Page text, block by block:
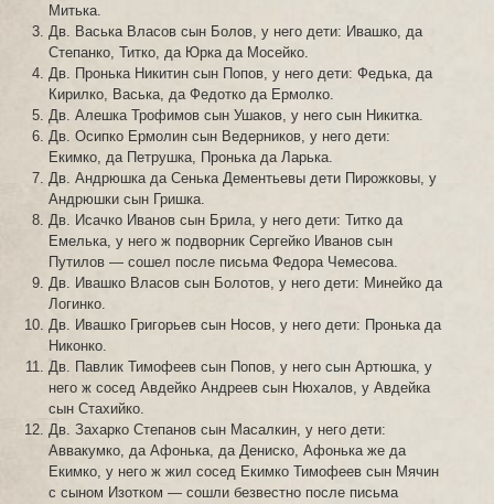
Митька.
Дв. Васька Власов сын Болов, у него дети: Ивашко, да
Степанко, Титко, да Юрка да Мосейко.
Дв. Пронька Никитин сын Попов, у него дети: Федька, да
Кирилко, Васька, да Федотко да Ермолко.
Дв. Алешка Трофимов сын Ушаков, у него сын Никитка.
Дв. Осипко Ермолин сын Ведерников, у него дети:
Екимко, да Петрушка, Пронька да Ларька.
Дв. Андрюшка да Сенька Дементьевы дети Пирожковы, у
Андрюшки сын Гришка.
Дв. Исачко Иванов сын Брила, у него дети: Титко да
Емелька, у него ж подворник Сергейко Иванов сын
Путилов — сошел после письма Федора Чемесова.
Дв. Ивашко Власов сын Болотов, у него дети: Минейко да
Логинко.
Дв. Ивашко Григорьев сын Носов, у него дети: Пронька да
Никонко.
Дв. Павлик Тимофеев сын Попов, у него сын Артюшка, у
него ж сосед Авдейко Андреев сын Нюхалов, у Авдейка
сын Стахийко.
Дв. Захарко Степанов сын Масалкин, у него дети:
Аввакумко, да Афонька, да Дениско, Афонька же да
Екимко, у него ж жил сосед Екимко Тимофеев сын Мячин
с сыном Изотком — сошли безвестно после письма